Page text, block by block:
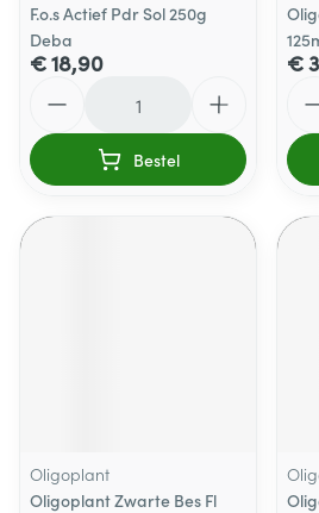
F.o.s Actief Pdr Sol 250g
Deba
€ 18,90
Bestel
€
Oligoplant
Oligoplant Zwarte Bes Fl